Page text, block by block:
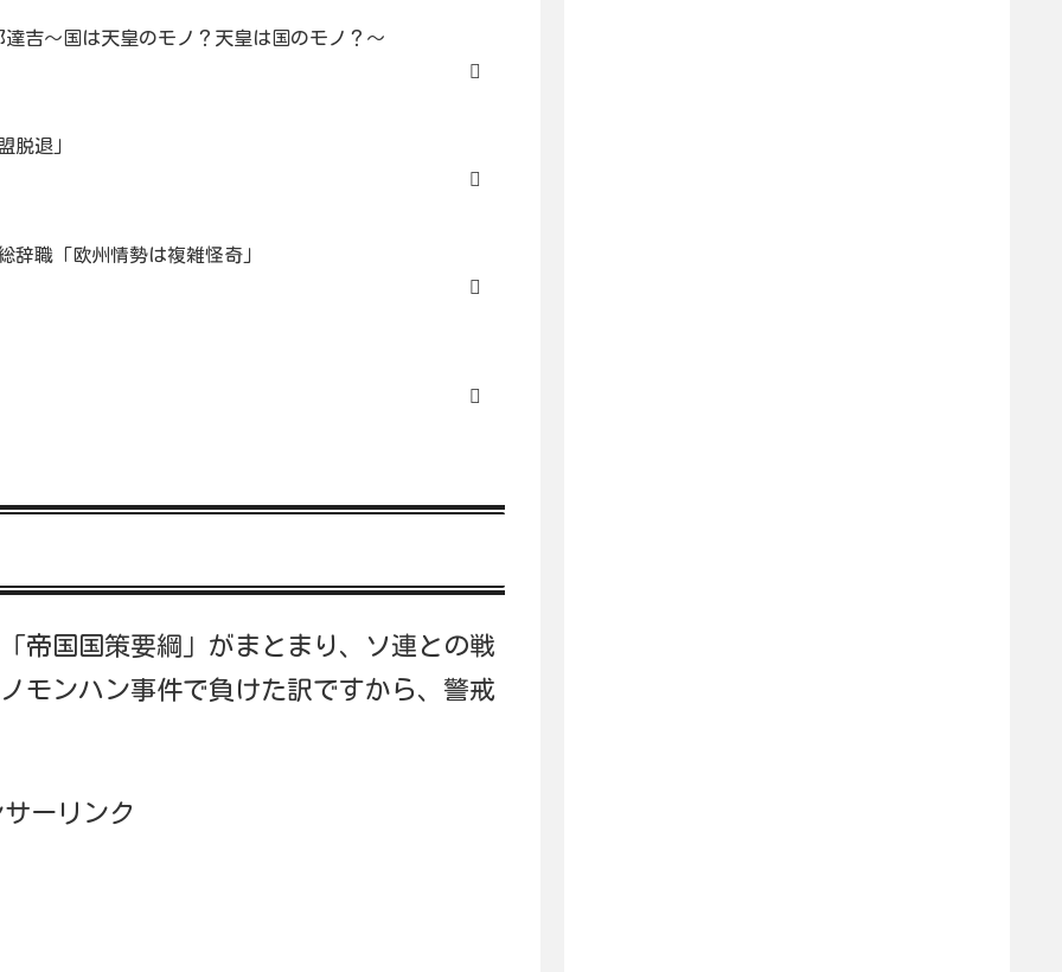
吉～国は天皇のモノ？天皇は国のモノ？～
脱退」
辞職「欧州情勢は複雑怪奇」
帝国国策要綱」がまとまり、ソ連との戦
モンハン事件で負けた訳ですから、警戒
ーリンク